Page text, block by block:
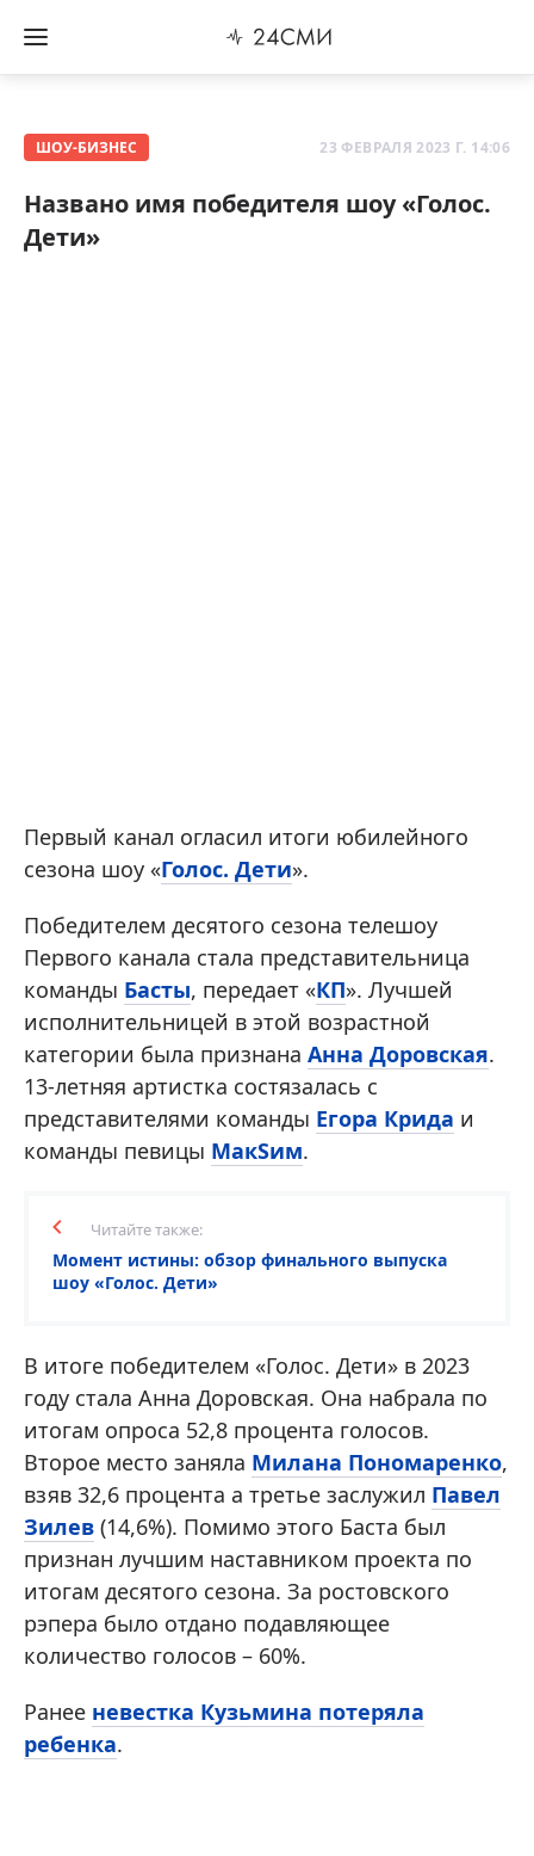
ШОУ-БИЗНЕС 23 ФЕВРАЛЯ 2023 Г. 14:06
Названо имя победителя шоу «Голос.
Дети»
Первый канал огласил итоги юбилейного
сезона шоу «Голос. Дети».
Победителем десятого сезона телешоу
Первого канала стала представительница
команды Басты, передает «КП». Лучшей
исполнительницей в этой возрастной
категории была признана Анна Доровская.
13-летняя артистка состязалась с
представителями команды Егора Крида и
команды певицы МакSим.
Читайте также:
Момент истины: обзор финального выпуска
шоу «Голос. Дети»
В итоге победителем «Голос. Дети» в 2023
году стала Анна Доровская. Она набрала по
итогам опроса 52,8 процента голосов.
Второе место заняла Милана Пономаренко,
взяв 32,6 процента а третье заслужил Павел
Зилев (14,6%). Помимо этого Баста был
признан лучшим наставником проекта по
итогам десятого сезона. За ростовского
рэпера было отдано подавляющее
количество голосов – 60%.
Ранее невестка Кузьмина потеряла
ребенка.